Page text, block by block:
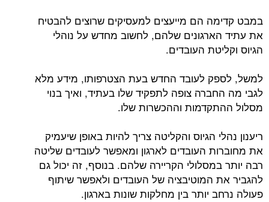
במבט קדימה הם מייעצים למעסיקים שרוצים להבטיח
את עתיד הארגונים שלהם, לחשוב מחדש על נוהלי
הגיוס וקליטת העובדים.
למשל, לספק לעובד החדש בעת הצטרפותו, מידע מלא
לגבי מה החברה צופה לתפקיד שלו בעתיד, ואיך בנוי
מסלול ההתקדמות וההכשרות שלו.
ריענון נהלי הגיוס והקליטה צריך להיות באופן שיעמיק
את מחוברות העובדים לארגון ומאפשר לעובדים שליטה
רבה יותר במסלולי הקריירה שלהם. בנוסף, זה יכול גם
להגביר את המוטיבציה של העובדים ולאפשר שיתוף
פעולה נרחב יותר בין מחלקות שונות בארגון.